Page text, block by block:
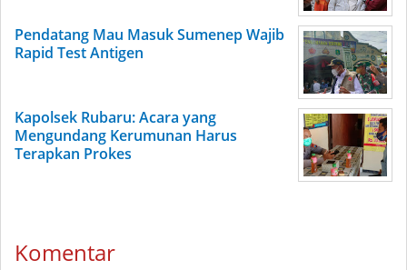
Pendatang Mau Masuk Sumenep Wajib
Rapid Test Antigen
Kapolsek Rubaru: Acara yang
Mengundang Kerumunan Harus
Terapkan Prokes
Komentar